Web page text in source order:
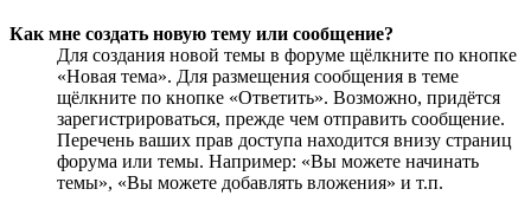
Как мне создать новую тему или сообщение?
Для создания новой темы в форуме щёлкните по кнопке
«Новая тема». Для размещения сообщения в теме
щёлкните по кнопке «Ответить». Возможно, придётся
зарегистрироваться, прежде чем отправить сообщение.
Перечень ваших прав доступа находится внизу страниц
форума или темы. Например: «Вы можете начинать
темы», «Вы можете добавлять вложения» и т.п.